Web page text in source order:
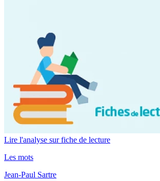
Lire l'analyse sur fiche de lecture
Les mots
Jean-Paul Sartre